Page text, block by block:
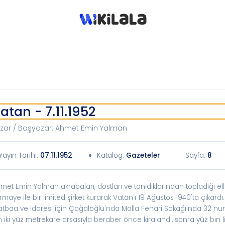
- 7.11.1952
/ Başyazar: Ahmet Emin Yalman
Tarihi: 07.11.1952 Katalog: Gazeteler Sayfa: 8
Emin Yalman akrabaları, dostları ve tanıdıklarından topladığı
ile bir limited şirket kurarak Vatan'ı 19 Ağustos 1940'ta
ve idaresi için Çağaloğlu'nda Molla Fenari Sokağı'nda 32
iki yüz metrekare arsasıyla beraber önce kiralandı, sonra yüz bin